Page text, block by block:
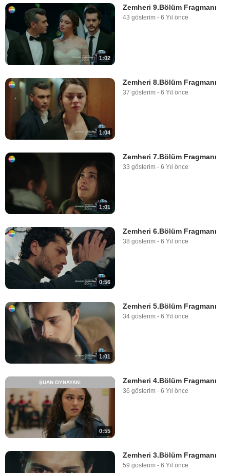
1:02
Zemheri 9.Bölüm Fragmanı
43 gösterim - 6 Yıl önce
1:04
Zemheri 8.Bölüm Fragmanı
37 gösterim - 6 Yıl önce
1:01
Zemheri 7.Bölüm Fragmanı
33 gösterim - 6 Yıl önce
0:56
Zemheri 6.Bölüm Fragmanı
38 gösterim - 6 Yıl önce
1:01
Zemheri 5.Bölüm Fragmanı
34 gösterim - 6 Yıl önce
0:55
ŞUAN OYNAYAN: Zemheri 4.Bölüm Fragmanı
36 gösterim - 6 Yıl önce
Zemheri 3.Bölüm Fragmanı
59 gösterim - 6 Yıl önce